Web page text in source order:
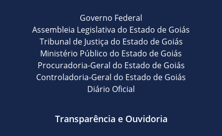
Governo Federal
Assembleia Legislativa do Estado de Goiás
Tribunal de Justiça do Estado de Goiás
Ministério Público do Estado de Goiás
Procuradoria-Geral do Estado de Goiás
Controladoria-Geral do Estado de Goiás
Diário Oficial
Transparência e Ouvidoria